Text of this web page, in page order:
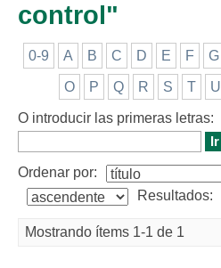
control"
0-9 A B C D E F G
O P Q R S T U
O introducir las primeras letras:
Ordenar por:
Resultados:
Mostrando ítems 1-1 de 1